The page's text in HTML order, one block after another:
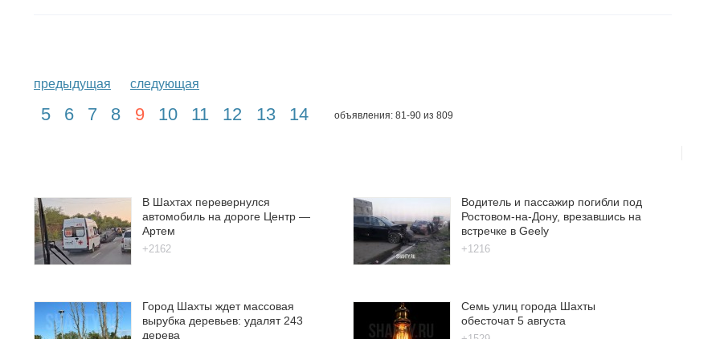
предыдущая следующая
5 6 7 8 9 10 11 12 13 14 объявления: 81-90 из 809
В Шахтах перевернулся
автомобиль на дороге Центр —
Артем
+2162
Водитель и пассажир погибли под
Ростовом-на-Дону, врезавшись на
встречке в Geely
+1216
Город Шахты ждет массовая
вырубка деревьев: удалят 243
дерева
Семь улиц города Шахты
обесточат 5 августа